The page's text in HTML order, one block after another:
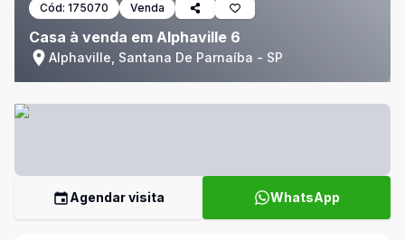
Cód: 175070 Venda
Casa à venda em Alphaville 6
Alphaville, Santana De Parnaíba - SP
Agendar visita WhatsApp